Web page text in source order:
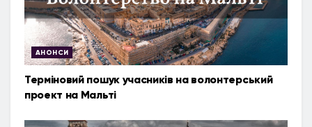
АНОНСИ
Терміновий пошук учасників на волонтерський
проект на Мальті